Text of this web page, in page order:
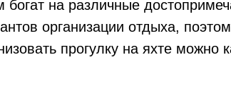
богат на различные
организации отдыха,
прогулку на яхте можно